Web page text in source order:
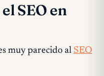
SEO en
muy parecido al SEO